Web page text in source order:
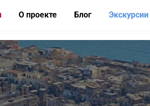
О проекте Блог Экскурсии